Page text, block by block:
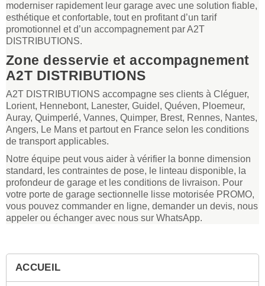
ACCUEIL
moderniser rapidement leur garage avec une solution fiable,
esthétique et confortable, tout en profitant d’un tarif
promotionnel et d’un accompagnement par A2T
DISTRIBUTIONS.
Zone desservie et accompagnement
A2T DISTRIBUTIONS
A2T DISTRIBUTIONS accompagne ses clients à Cléguer,
Lorient, Hennebont, Lanester, Guidel, Quéven, Ploemeur,
Auray, Quimperlé, Vannes, Quimper, Brest, Rennes, Nantes,
Angers, Le Mans et partout en France selon les conditions
de transport applicables.
Notre équipe peut vous aider à vérifier la bonne dimension
standard, les contraintes de pose, le linteau disponible, la
profondeur de garage et les conditions de livraison. Pour
votre porte de garage sectionnelle lisse motorisée PROMO,
vous pouvez commander en ligne, demander un devis, nous
appeler ou échanger avec nous sur WhatsApp.